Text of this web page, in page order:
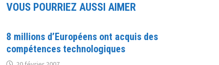
VOUS POURRIEZ AUSSI AIMER
8 millions d’Européens ont acquis des
compétences technologiques